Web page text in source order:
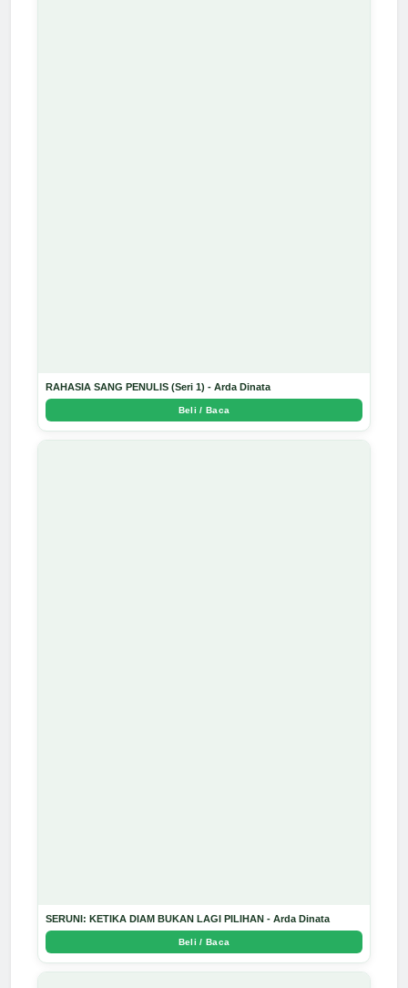
RAHASIA SANG PENULIS (Seri 1) - Arda Dinata
Beli / Baca
SERUNI: KETIKA DIAM BUKAN LAGI PILIHAN - Arda Dinata
Beli / Baca